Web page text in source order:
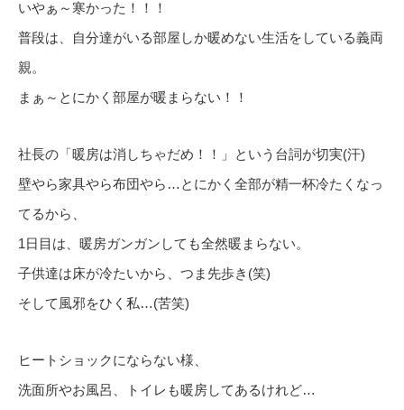
いやぁ～寒かった！！！
普段は、自分達がいる部屋しか暖めない生活をしている義両
親。
まぁ～とにかく部屋が暖まらない！！
社長の「暖房は消しちゃだめ！！」という台詞が切実(汗)
壁やら家具やら布団やら…とにかく全部が精一杯冷たくなっ
てるから、
1日目は、暖房ガンガンしても全然暖まらない。
子供達は床が冷たいから、つま先歩き(笑)
そして風邪をひく私…(苦笑)
ヒートショックにならない様、
洗面所やお風呂、トイレも暖房してあるけれど…